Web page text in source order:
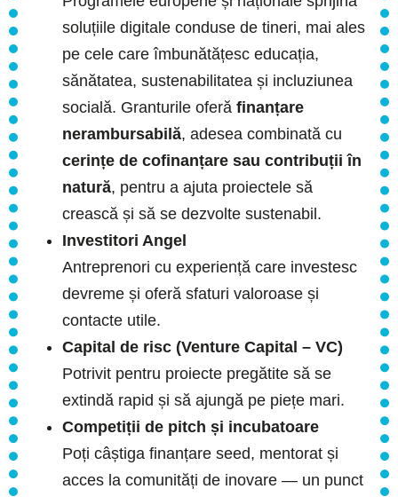
soluțiile digitale conduse de tineri, mai ales
pe cele care îmbunătățesc educația,
sănătatea, sustenabilitatea și incluziunea
socială. Granturile oferă finanțare
nerambursabilă, adesea combinată cu
cerințe de cofinanțare sau contribuții în
natură, pentru a ajuta proiectele să
crească și să se dezvolte sustenabil.
Investitori Angel
Antreprenori cu experiență care investesc
devreme și oferă sfaturi valoroase și
contacte utile.
Capital de risc (Venture Capital – VC)
Potrivit pentru proiecte pregătite să se
extindă rapid și să ajungă pe piețe mari.
Competiții de pitch și incubatoare
Poți câștiga finanțare seed, mentorat și
acces la comunități de inovare — un punct